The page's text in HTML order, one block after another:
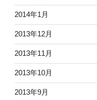
2014年1月
2013年12月
2013年11月
2013年10月
2013年9月